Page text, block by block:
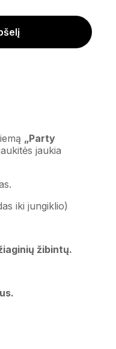
Lightchain' kiekis
„Party
jaukia
iki jungiklio)
žibintų.